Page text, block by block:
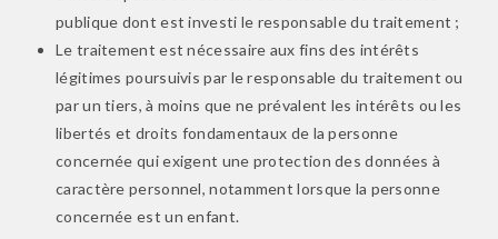
publique dont est investi le responsable du traitement ;
Le traitement est nécessaire aux fins des intérêts
légitimes poursuivis par le responsable du traitement ou
par un tiers, à moins que ne prévalent les intérêts ou les
libertés et droits fondamentaux de la personne
concernée qui exigent une protection des données à
caractère personnel, notamment lorsque la personne
concernée est un enfant.